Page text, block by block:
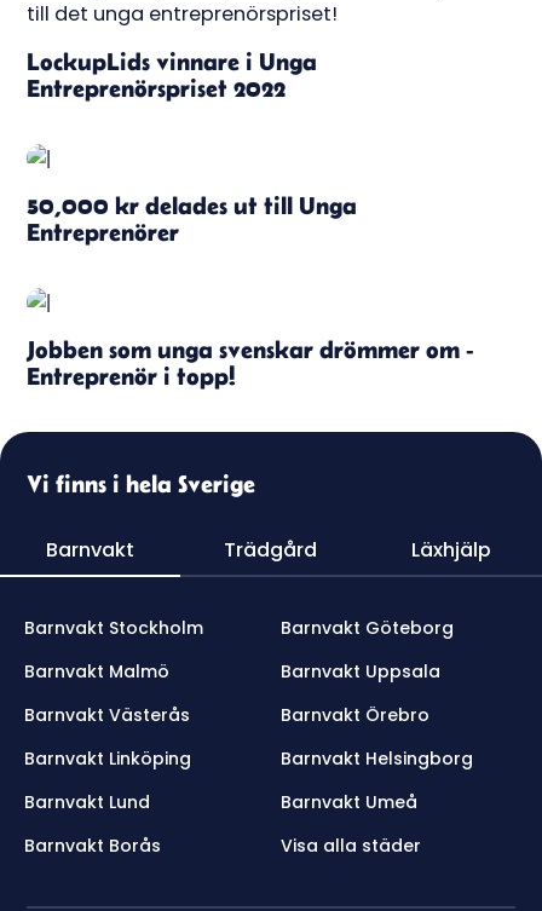
LockupLids vinnare i Unga
Entreprenörspriset 2022
50,000 kr delades ut till Unga
Entreprenörer
Jobben som unga svenskar drömmer om -
Entreprenör i topp!
Vi finns i hela Sverige
Barnvakt Trädgård Läxhjälp
Barnvakt Stockholm
Barnvakt Göteborg
Barnvakt Malmö
Barnvakt Uppsala
Barnvakt Västerås
Barnvakt Örebro
Barnvakt Linköping
Barnvakt Helsingborg
Barnvakt Lund
Barnvakt Umeå
Barnvakt Borås
Visa alla städer